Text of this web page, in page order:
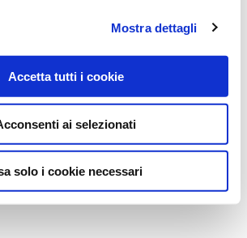
Mostra dettagli
Accetta tutti i cookie
ai selezionati
solo i cookie necessari